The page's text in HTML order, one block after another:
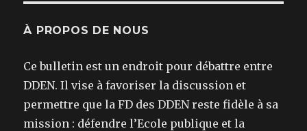
À PROPOS DE NOUS
Ce bulletin est un endroit pour débattre entre
DDEN. Il vise à favoriser la discussion et
permettre que la FD des DDEN reste fidèle à sa
mission : défendre l’Ecole publique et la